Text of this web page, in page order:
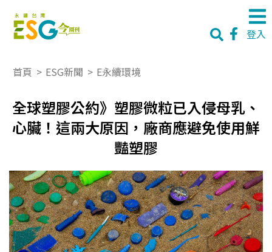
登入
首頁 > ESG新聞 > E永續環境
全球塑膠公約》塑膠微粒已入侵母乳、
心臟！這兩大原因，廠商應避免使用鮮
豔塑膠